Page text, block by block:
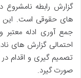
گزارش رابطه نامشروع
های حقوقی است. این
جمع آوری ادله معتبر
احتمالی گزارش های
تصمیم گیری و اقدام
صورت گیرد.